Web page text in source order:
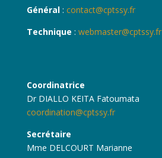
Général: contact@cptssy.fr
Technique : webmaster@cptssy.fr
Coordinatrice
Dr DIALLO KEITA Fatoumata
coordination@cptssy.fr
Secrétaire
Mme DELCOURT Marianne